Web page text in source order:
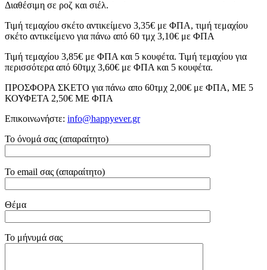
Διαθέσιμη σε ροζ και σιέλ.
Τιμή τεμαχίου σκέτο αντικείμενο 3,35€ με ΦΠΑ, τιμή τεμαχίου
σκέτο αντικείμενο για πάνω από 60 τμχ 3,10€ με ΦΠΑ
Τιμή τεμαχίου 3,85€ με ΦΠΑ και 5 κουφέτα. Τιμή τεμαχίου για
περισσότερα από 60τμχ 3,60€ με ΦΠΑ και 5 κουφέτα.
ΠΡΟΣΦΟΡΑ ΣΚΕΤΟ για πάνω απο 60τμχ 2,00€ με ΦΠΑ, ΜΕ 5
ΚΟΥΦΕΤΑ 2,50€ ΜΕ ΦΠΑ
Επικοινωνήστε: info@happyever.gr
Το όνομά σας (απαραίτητο)
Το email σας (απαραίτητο)
Θέμα
Το μήνυμά σας